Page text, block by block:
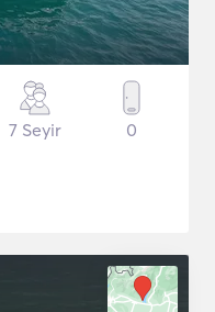
7 Seyir 0